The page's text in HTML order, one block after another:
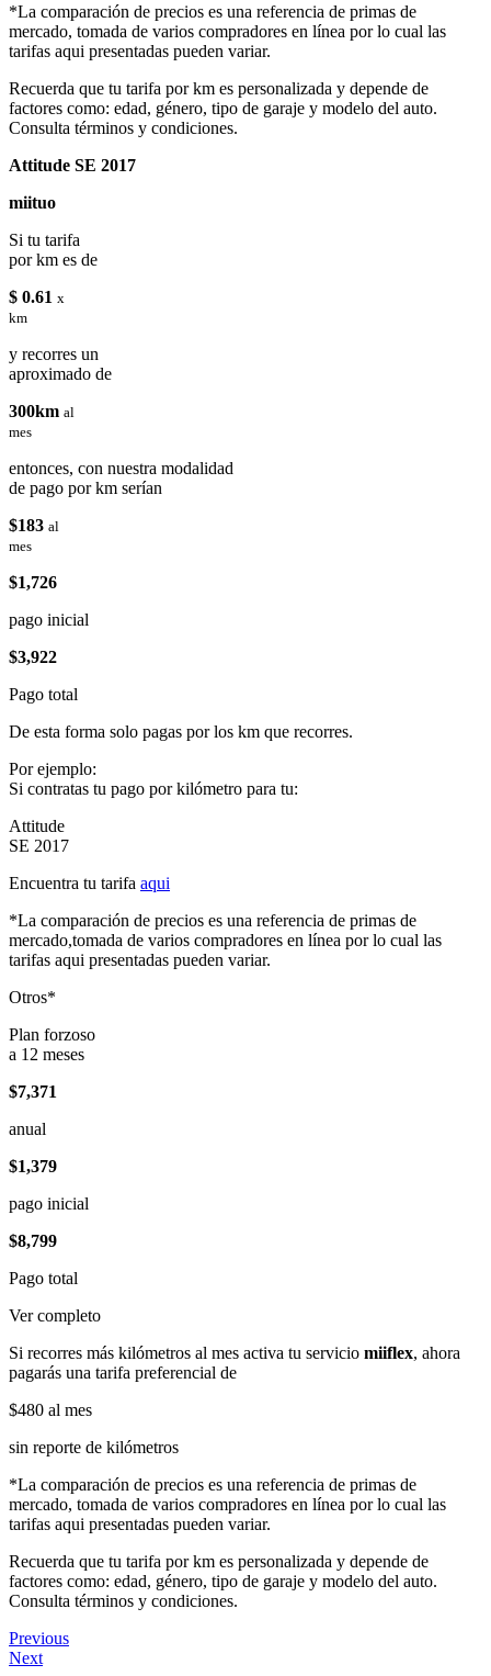
*La comparación de precios es una referencia de primas de
mercado, tomada de varios compradores en línea por lo cual las
tarifas aqui presentadas pueden variar.
Recuerda que tu tarifa por km es personalizada y depende de
factores como: edad, género, tipo de garaje y modelo del auto.
Consulta términos y condiciones.
Attitude SE 2017
miituo
Si tu tarifa
por km es de
$ 0.61 x
km
y recorres un
aproximado de
300km al
mes
entonces, con nuestra modalidad
de pago por km serían
$183 al
mes
$1,726
pago inicial
$3,922
Pago total
De esta forma solo pagas por los km que recorres.
Por ejemplo:
Si contratas tu pago por kilómetro para tu:
Attitude
SE 2017
Encuentra tu tarifa aqui
*La comparación de precios es una referencia de primas de
mercado,tomada de varios compradores en línea por lo cual las
tarifas aqui presentadas pueden variar.
Otros*
Plan forzoso
a 12 meses
$7,371
anual
$1,379
pago inicial
$8,799
Pago total
Ver completo
Si recorres más kilómetros al mes activa tu servicio miiflex, ahora
pagarás una tarifa preferencial de
$480 al mes
sin reporte de kilómetros
*La comparación de precios es una referencia de primas de
mercado, tomada de varios compradores en línea por lo cual las
tarifas aqui presentadas pueden variar.
Recuerda que tu tarifa por km es personalizada y depende de
factores como: edad, género, tipo de garaje y modelo del auto.
Consulta términos y condiciones.
Previous
Next